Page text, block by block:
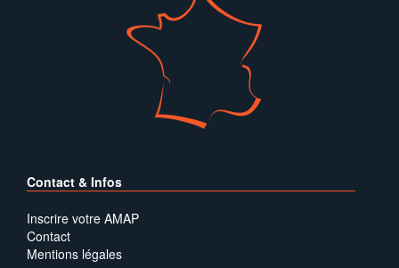
Contact & Infos
Inscrire votre AMAP
Contact
Mentions légales